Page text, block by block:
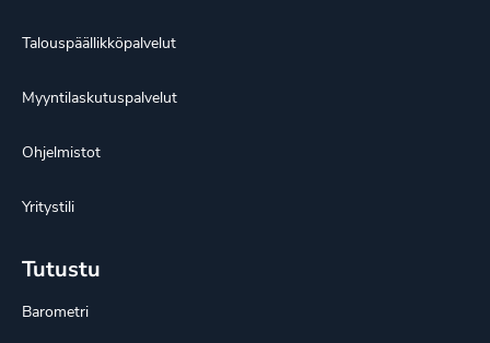
Talouspäällikköpalvelut
Myyntilaskutuspalvelut
Ohjelmistot
Yritystili
Tutustu
Barometri